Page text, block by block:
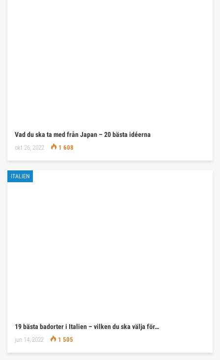
Vad du ska ta med från Japan – 20 bästa idéerna
okt 26, 2022 1 608
ITALIEN
19 bästa badorter i Italien – vilken du ska välja för…
jun 14, 2022 1 505